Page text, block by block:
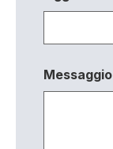
Messaggio